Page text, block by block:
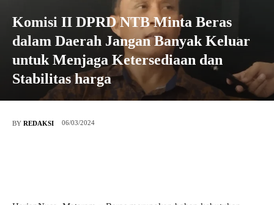
Komisi II DPRD NTB Minta Beras
dalam Daerah Jangan Banyak Keluar
untuk Menjaga Ketersediaan dan
Stabilitas harga
BY REDAKSI 06/03/2024